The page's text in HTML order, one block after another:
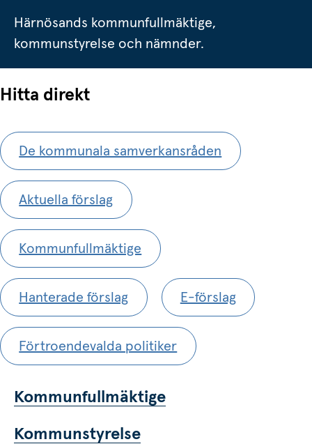
Härnösands kommunfullmäktige,
kommunstyrelse och nämnder.
Hitta direkt
De kommunala samverkansråden
Aktuella förslag
Kommunfullmäktige
Hanterade förslag E-förslag
Förtroendevalda politiker
Kommunfullmäktige
Kommunstyrelse